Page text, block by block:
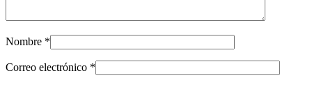
Nombre *
Correo electrónico *